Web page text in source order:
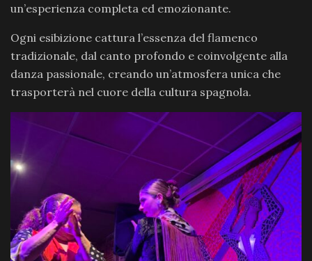
un’esperienza completa ed emozionante.
Ogni esibizione cattura l’essenza del flamenco
tradizionale, dal canto profondo e coinvolgente alla
danza passionale, creando un’atmosfera unica che
trasporterà nel cuore della cultura spagnola.